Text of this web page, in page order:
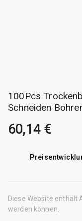
100Pcs
Schneiden
60,14 €
Diese Website
werden können.